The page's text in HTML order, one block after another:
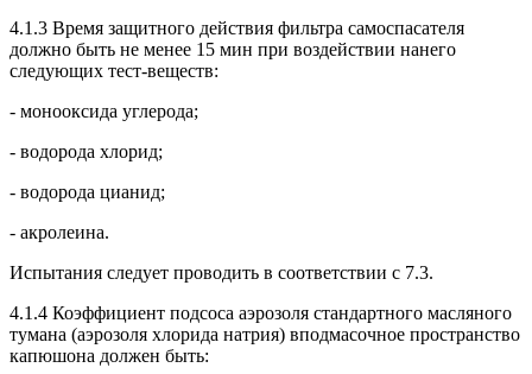
4.1.3 Время защитного действия фильтра самоспасателя
должно быть не менее 15 мин при воздействии нанего
следующих тест-веществ:
- монооксида углерода;
- водорода хлорид;
- водорода цианид;
- акролеина.
Испытания следует проводить в соответствии с 7.3.
4.1.4 Коэффициент подсоса аэрозоля стандартного масляного
тумана (аэрозоля хлорида натрия) вподмасочное пространство
капюшона должен быть: